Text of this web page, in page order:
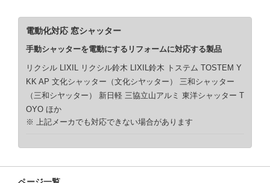
電動化対応 窓シャッター
手動シャッターを電動にするリフォームに対応する製品
リクシル LIXIL リクシル鈴木 LIXIL鈴木 トステム TOSTEM Y
KK AP 文化シャッター（文化シヤッター） 三和シャッター
（三和シヤッター） 新日軽 三協立山アルミ 東洋シャッター T
OYO ほか
※ 上記メーカでも対応できない場合があります